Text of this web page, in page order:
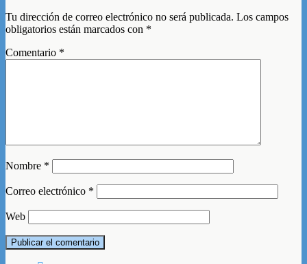
Tu dirección de correo electrónico no será publicada. Los campos
obligatorios están marcados con *
Comentario *
Nombre *
Correo electrónico *
Web